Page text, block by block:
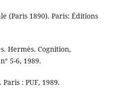
(Paris 1890). Paris: Éditions
Hermès. Cognition,
5-6, 1989.
Paris : PUF, 1989.